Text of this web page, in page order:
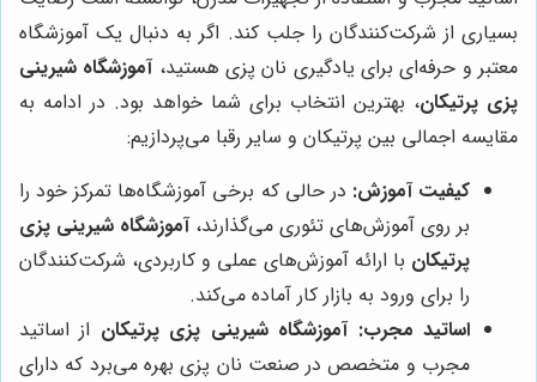
بسیاری از شرکت‌کنندگان را جلب کند. اگر به دنبال یک آموزشگاه
معتبر و حرفه‌ای برای یادگیری نان پزی هستید،آموزشگاه شیرینی
پزی پرتیکان، بهترین انتخاب برای شما خواهد بود. در ادامه به
مقایسه اجمالی بین پرتیکان و سایر رقبا می‌پردازیم:
کیفیت آموزش: در حالی که برخی آموزشگاه‌ها تمرکز خود را
بر روی آموزش‌های تئوری می‌گذارند،آموزشگاه شیرینی پزی
پرتیکان با ارائه آموزش‌های عملی و کاربردی، شرکت‌کنندگان
را برای ورود به بازار کار آماده می‌کند.
اساتید مجرب: آموزشگاه شیرینی پزی پرتیکان از اساتید
مجرب و متخصص در صنعت نان پزی بهره می‌برد که دارای